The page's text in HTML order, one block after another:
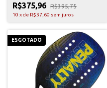
R$375,96 R$395,75
10 xde R$37,60 sem juros
ESGOTADO